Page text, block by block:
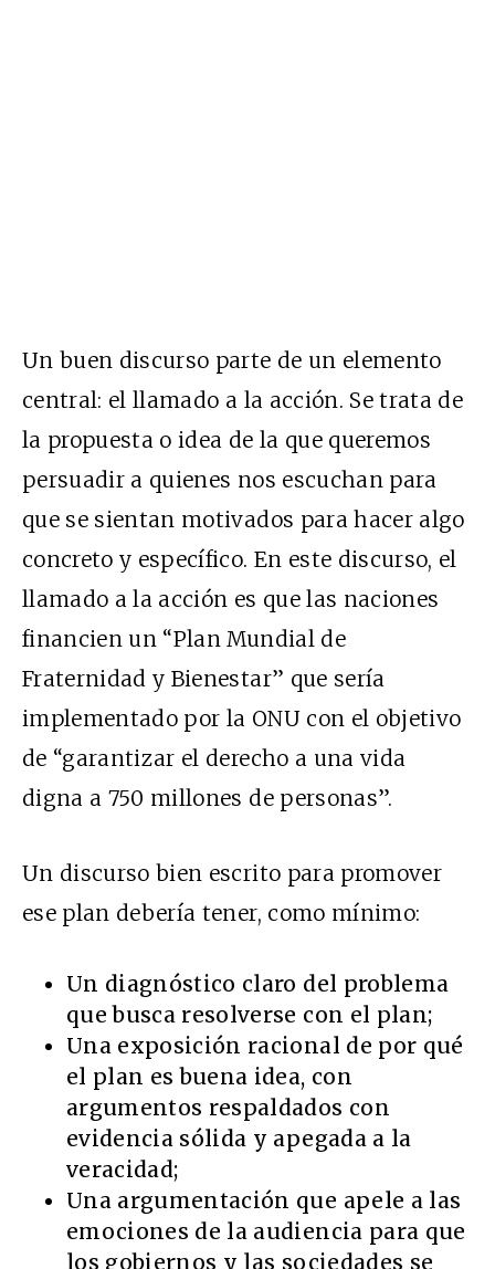
Un buen discurso parte de un elemento
central: el llamado a la acción. Se trata de
la propuesta o idea de la que queremos
persuadir a quienes nos escuchan para
que se sientan motivados para hacer algo
concreto y específico. En este discurso, el
llamado a la acción es que las naciones
financien un “Plan Mundial de
Fraternidad y Bienestar” que sería
implementado por la ONU con el objetivo
de “garantizar el derecho a una vida
digna a 750 millones de personas”.
Un discurso bien escrito para promover
ese plan debería tener, como mínimo:
Un diagnóstico claro del problema
que busca resolverse con el plan;
Una exposición racional de por qué
el plan es buena idea, con
argumentos respaldados con
evidencia sólida y apegada a la
veracidad;
Una argumentación que apele a las
emociones de la audiencia para que
los gobiernos y las sociedades se